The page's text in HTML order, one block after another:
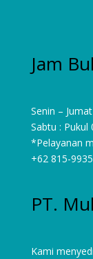
Jam
Senin –
Sabtu : Pukul
*Pelayanan
+62 815-
PT.
Kami